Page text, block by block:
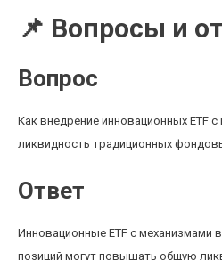
📌 Вопросы и
Вопрос
Как внедрение инновационных ETF
ликвидность традиционных
Ответ
Инновационные ETF с механизмами
позиций могут повышать общую